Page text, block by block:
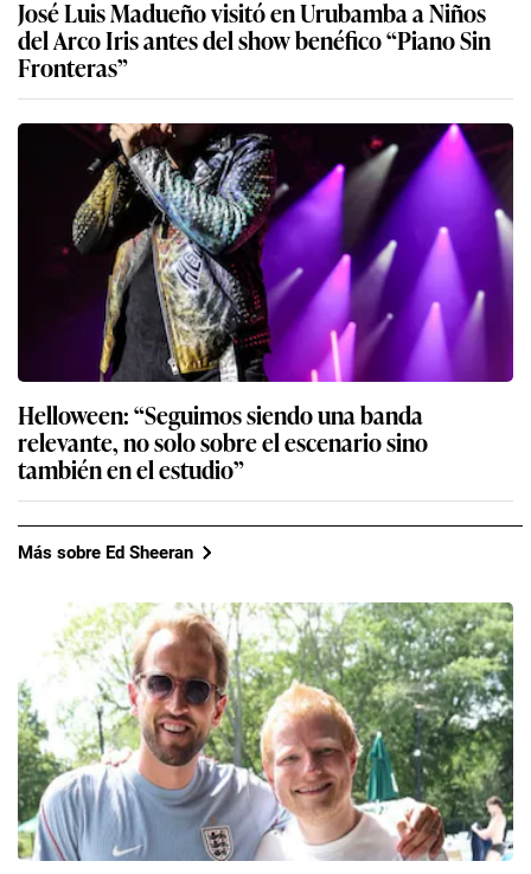
José Luis Madueño visitó en Urubamba a Niños
del Arco Iris antes del show benéfico “Piano Sin
Fronteras”
Helloween: “Seguimos siendo una banda
relevante, no solo sobre el escenario sino
también en el estudio”
Más sobre Ed Sheeran